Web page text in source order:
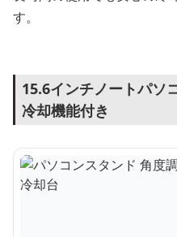
す。
15.6インチノートパソ
冷却機能付き